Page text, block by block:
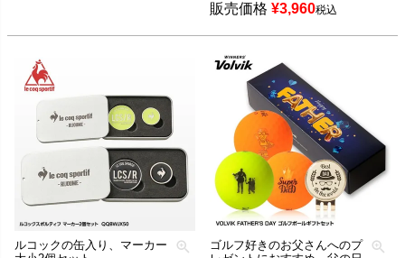
販売価格 ¥3,960税込
ルコックの缶入り、マーカー
ゴルフ好きのお父さんへのプ